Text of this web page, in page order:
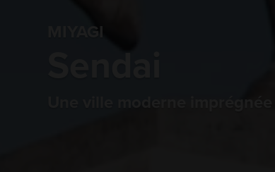
MIYAGI
Une ville moderne